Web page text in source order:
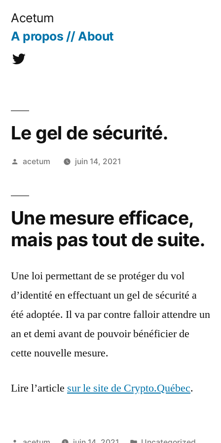
contenu
Acetum
A propos // About
@acetum
Le gel de sécurité.
Publié
acetum juin 14, 2021
Une mesure efficace,
mais pas tout de suite.
Une loi permettant de se protéger du vol
d’identité en effectuant un gel de sécurité a
été adoptée. Il va par contre falloir attendre un
an et demi avant de pouvoir bénéficier de
cette nouvelle mesure.
Lire l’article sur le site de Crypto.Québec.